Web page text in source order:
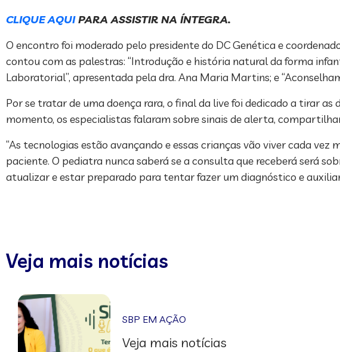
CLIQUE AQUIPARA ASSISTIR NA ÍNTEGRA.
O encontro foi moderado pelo presidente do DC Genética e
contou com as palestras: “Introdução e história natural da forma
Laboratorial”, apresentada pela dra. Ana Maria Martins; e
Por se tratar de uma doença rara, o final da live foi dedicado a tirar
momento, os especialistas falaram sobre sinais de alerta,
“As tecnologias estão avançando e essas crianças vão viver cada
paciente. O pediatra nunca saberá se a consulta que receberá será
atualizar e estar preparado para tentar fazer um diagnóstico e
Veja mais notícias
SBP EM AÇÃO
Veja mais notícias